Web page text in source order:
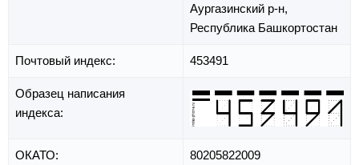
Аургазинский р-н,
Республика Башкортостан
Почтовый индекс: 453491
Образец написания
индекса:
ОКАТО: 80205822009